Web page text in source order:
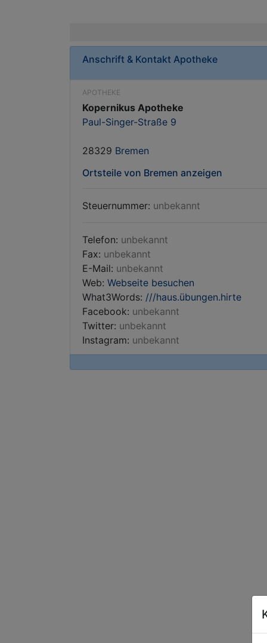
Anschrift & Kontakt Apotheke
APOTHEKE
Kopernikus Apotheke
Paul-Singer-Straße 9
28329 Bremen
Ortsteile von Bremen anzeigen
Steuernummer: unbekannt
Telefon: unbekannt
Fax: unbekannt
E-Mail: unbekannt
Web: Webseite besuchen
What3Words: ///haus.übungen.hirte
Facebook: unbekannt
Twitter: unbekannt
Instagram: unbekannt